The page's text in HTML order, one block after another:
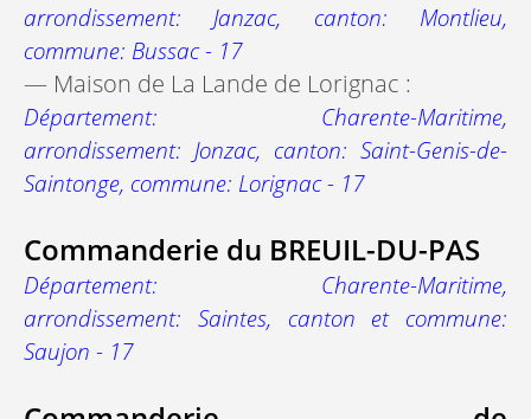
arrondissement: Janzac, canton: Montlieu,
commune: Bussac - 17
— Maison de La Lande de Lorignac :
Département: Charente-Maritime,
arrondissement: Jonzac, canton: Saint-Genis-de-
Saintonge, commune: Lorignac - 17
Commanderie du BREUIL-DU-PAS
Département: Charente-Maritime,
arrondissement: Saintes, canton et commune:
Saujon - 17